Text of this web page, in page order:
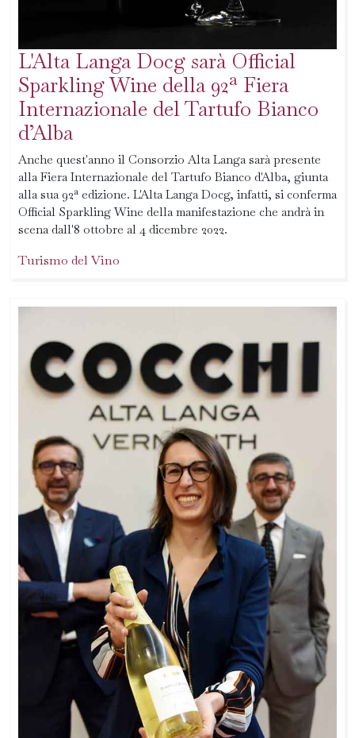
L'Alta Langa Docg sarà Official
Sparkling Wine della 92ª Fiera
Internazionale del Tartufo Bianco
d’Alba
Anche quest'anno il Consorzio Alta Langa sarà presente
alla Fiera Internazionale del Tartufo Bianco d'Alba, giunta
alla sua 92ª edizione. L'Alta Langa Docg, infatti, si conferma
Official Sparkling Wine della manifestazione che andrà in
scena dall'8 ottobre al 4 dicembre 2022.
Turismo del Vino